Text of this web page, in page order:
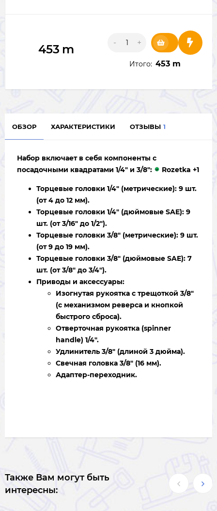
453 m - +
Итого: 453 m
ОБЗОР ХАРАКТЕРИСТИКИ ОТЗЫВЫ 1
Набор включает в себя компоненты с
посадочными квадратами 1/4" и 3/8": Rozetka +1
Торцевые головки 1/4" (метрические): 9 шт.
(от 4 до 12 мм).
Торцевые головки 1/4" (дюймовые SAE): 9
шт. (от 3/16" до 1/2").
Торцевые головки 3/8" (метрические): 9 шт.
(от 9 до 19 мм).
Торцевые головки 3/8" (дюймовые SAE): 7
шт. (от 3/8" до 3/4").
Приводы и аксессуары:
Изогнутая рукоятка с трещоткой 3/8"
(с механизмом реверса и кнопкой
быстрого сброса).
Отверточная рукоятка (spinner
handle) 1/4".
Удлинитель 3/8" (длиной 3 дюйма).
Свечная головка 3/8" (16 мм).
Адаптер-переходник.
Также Вам могут быть
интересны: